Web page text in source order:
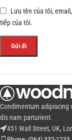
Lưu tên của tôi,
tiếp của tôi.
Condimentum adipiscing
dis nam parturient.
451 Wall Street, UK,